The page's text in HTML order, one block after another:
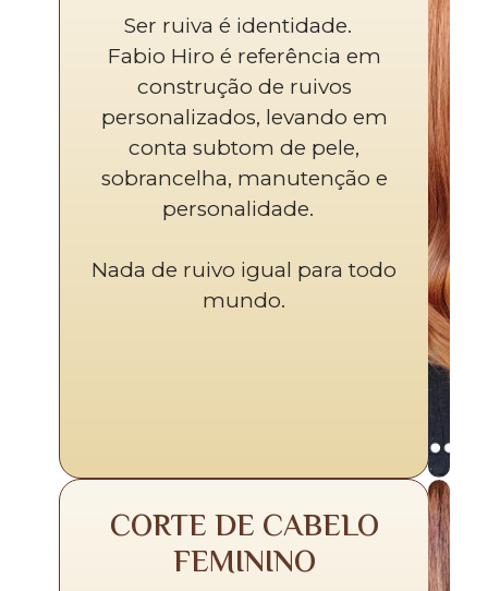
Ser ruiva é identidade.
Fabio Hiro é referência em
construção de ruivos
personalizados, levando em
conta subtom de pele,
sobrancelha, manutenção e
personalidade.
Nada de ruivo igual para todo
mundo.
CORTE DE CABELO
FEMININO